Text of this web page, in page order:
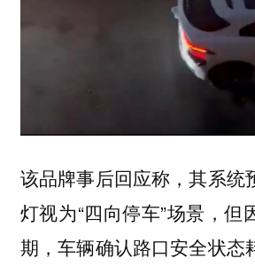
该品牌事后回应称，其系统
灯视为“四向停车”场景，但
期，车辆确认路口安全状态